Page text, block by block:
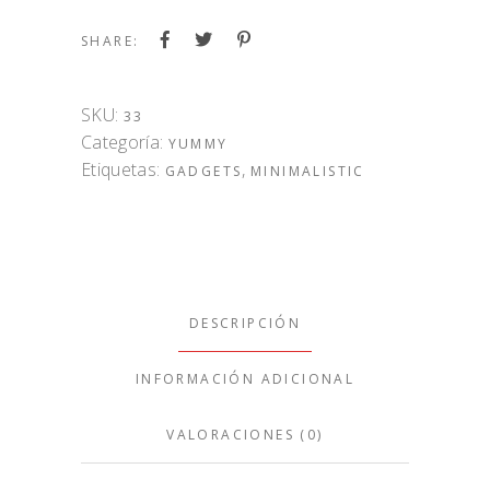
SHARE:
SKU: 33
Categoría: YUMMY
Etiquetas: GADGETS, MINIMALISTIC
DESCRIPCIÓN
INFORMACIÓN ADICIONAL
VALORACIONES (0)